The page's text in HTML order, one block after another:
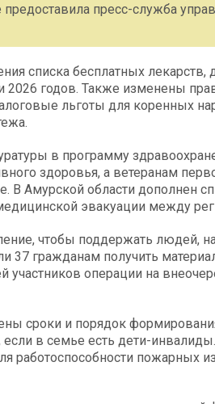
пресс-служба
списка бесплатных
2026 годов. Также изменены
льготы для коренных
в программу
здоровья, а ветеранам
В Амурской области дополнен
эвакуации между
чтобы поддержать людей,
37 гражданам получить
участников операции на
сроки и порядок
в семье есть дети-
работоспособности пожарных